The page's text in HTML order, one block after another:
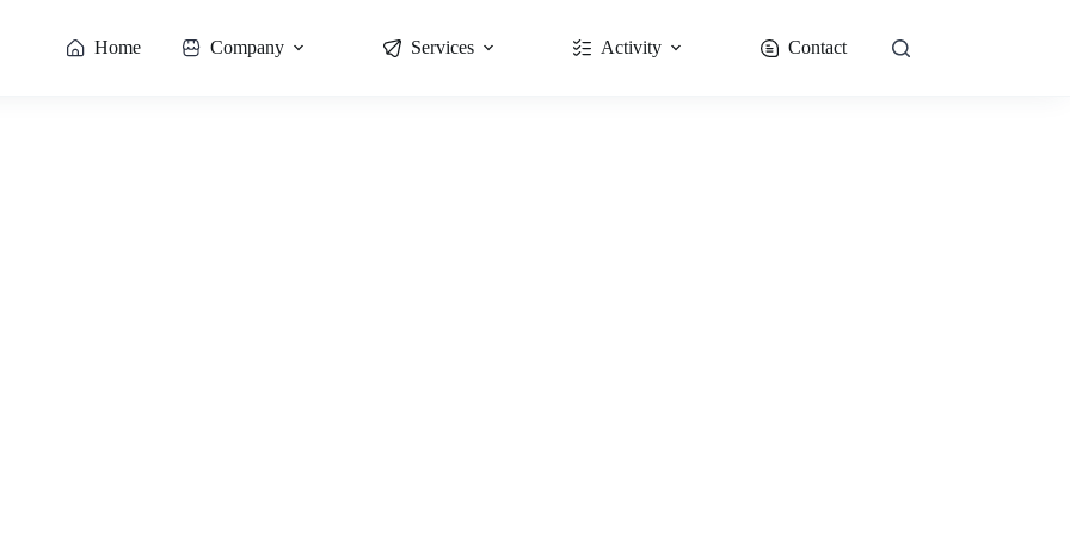
Home Company Services Activity Contact